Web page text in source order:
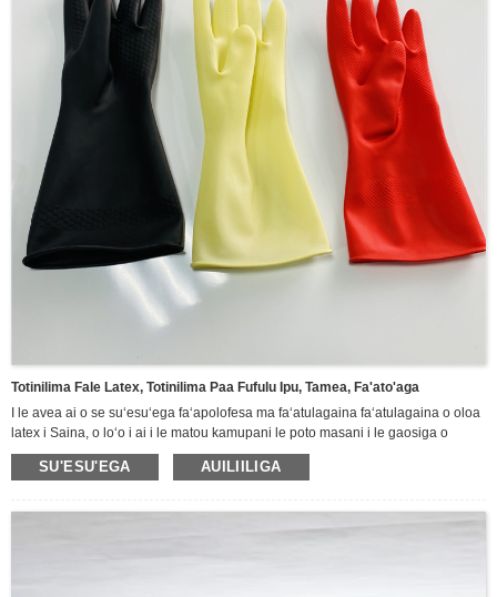
Totinilima Fale Latex, Totinilima Paa Fufulu Ipu, Tamea, Fa'ato'aga
I le avea ai o se suʻesuʻega faʻapolofesa ma faʻatulagaina faʻatulagaina o oloa
latex i Saina, o loʻo i ai i le matou kamupani le poto masani i le gaosiga o
ituaiga totigilima ma oloa latex, e aofia ai totigilima Butyl, totigilima faʻamaʻi,
totigilima Neoprene, totigilima faʻafefe suauu, totigilima fale Latex, totigilima
vulu, Totigilima su'esu'ega nitrile, totini lima latex umi, ma isi. Fa'aaoga lautele i
alamanuia, mining, faigafaiva, fa'ato'aga, vaomatua ma isi vaega o le puipuiga
SU'ESU'EGA AUILIILIGA